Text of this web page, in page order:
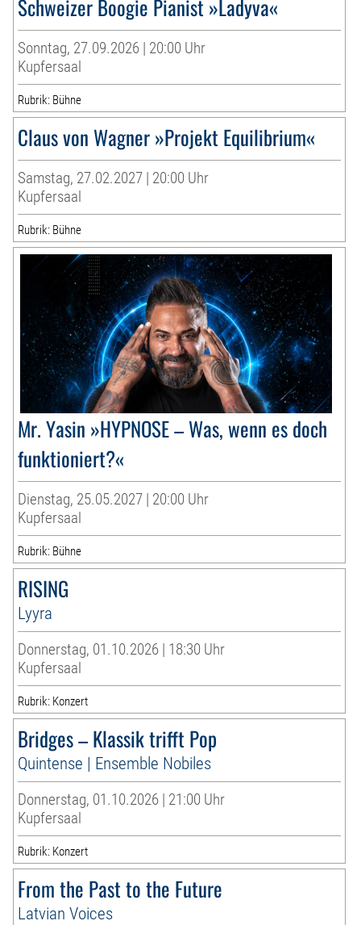
Schweizer Boogie Pianist »Ladyva«
Sonntag, 27.09.2026 | 20:00 Uhr
Kupfersaal
Rubrik: Bühne
Claus von Wagner »Projekt Equilibrium«
Samstag, 27.02.2027 | 20:00 Uhr
Kupfersaal
Rubrik: Bühne
Mr. Yasin »HYPNOSE – Was, wenn es doch
funktioniert?«
Dienstag, 25.05.2027 | 20:00 Uhr
Kupfersaal
Rubrik: Bühne
RISING
Lyyra
Donnerstag, 01.10.2026 | 18:30 Uhr
Kupfersaal
Rubrik: Konzert
Bridges – Klassik trifft Pop
Quintense | Ensemble Nobiles
Donnerstag, 01.10.2026 | 21:00 Uhr
Kupfersaal
Rubrik: Konzert
From the Past to the Future
Latvian Voices